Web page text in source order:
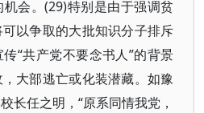
会。(29)特别是由于强调贫
以争取的大批知识分子排斥
“共产党不要念书人”的背景
大部逃亡或化装潜藏。如豫
长任之明，“原系同情我党，